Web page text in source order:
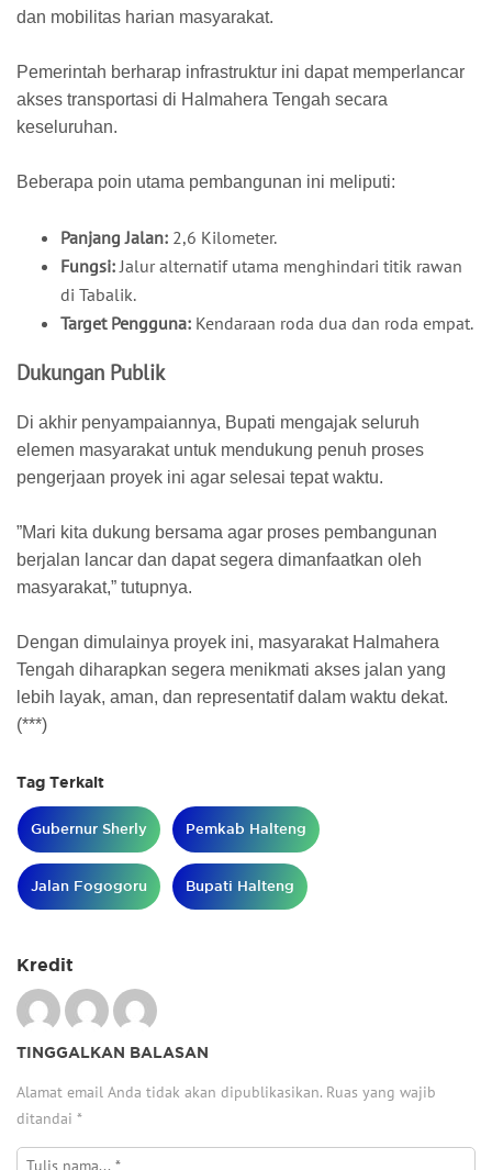
dan mobilitas harian masyarakat.
Pemerintah berharap infrastruktur ini dapat memperlancar
akses transportasi di Halmahera Tengah secara
keseluruhan.
​Beberapa poin utama pembangunan ini meliputi:
Panjang Jalan: 2,6 Kilometer.
Fungsi: Jalur alternatif utama menghindari titik rawan
di Tabalik.
Target Pengguna: Kendaraan roda dua dan roda empat.
​Dukungan Publik
​Di akhir penyampaiannya, Bupati mengajak seluruh
elemen masyarakat untuk mendukung penuh proses
pengerjaan proyek ini agar selesai tepat waktu.
​”Mari kita dukung bersama agar proses pembangunan
berjalan lancar dan dapat segera dimanfaatkan oleh
masyarakat,” tutupnya.
​Dengan dimulainya proyek ini, masyarakat Halmahera
Tengah diharapkan segera menikmati akses jalan yang
lebih layak, aman, dan representatif dalam waktu dekat.
(***)
Tag Terkait
Gubernur Sherly Pemkab Halteng
Jalan Fogogoru Bupati Halteng
Kredit
TINGGALKAN BALASAN
Alamat email Anda tidak akan dipublikasikan. Ruas yang wajib
ditandai *